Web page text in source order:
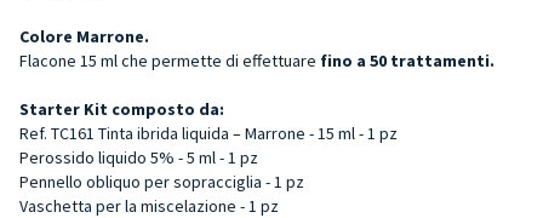
Colore Marrone.
Flacone 15 ml che permette di effettuare fino a 50 trattamenti.
Starter Kit composto da:
Ref. TC161 Tinta ibrida liquida – Marrone - 15 ml - 1 pz
Perossido liquido 5% - 5 ml - 1 pz
Pennello obliquo per sopracciglia - 1 pz
Vaschetta per la miscelazione - 1 pz